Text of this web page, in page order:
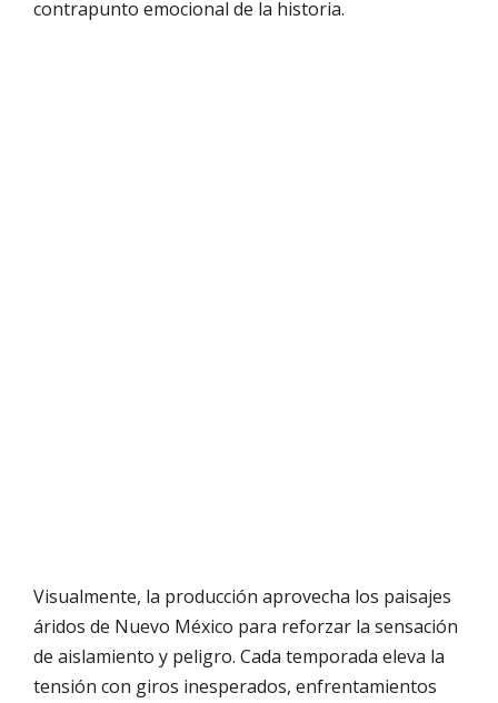
contrapunto emocional de la historia.
Visualmente, la producción aprovecha los paisajes
áridos de Nuevo México para reforzar la sensación
de aislamiento y peligro. Cada temporada eleva la
tensión con giros inesperados, enfrentamientos